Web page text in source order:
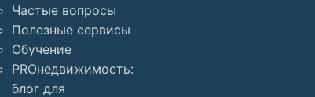
Частые вопросы
Полезные сервисы
Обучение
PROнедвижимость:
блог для